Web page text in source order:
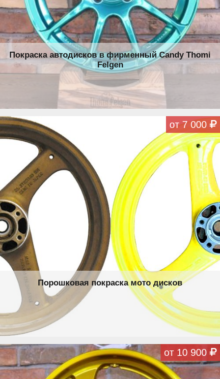
Покраска автодисков в фирменный Candy Thomi
Felgen
Порошковая покраска мото дисков
от 7 000
от 10 900